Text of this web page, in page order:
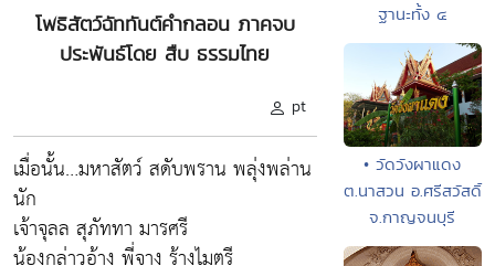
โพธิสัตว์ฉัททันต์คำกลอน ภาคจบ
ประพันธ์โดย สืบ ธรรมไทย
pt
เมื่อนั้น…มหาสัตว์ สดับพราน พลุ่งพล่าน
นัก
เจ้าจุลล สุภัททา มารศรี
ฐานะทั้ง ๔
• วัดวังผาแดง
ต.นาสวน อ.ศรีสวัสดิ์
จ.กาญจนบุรี